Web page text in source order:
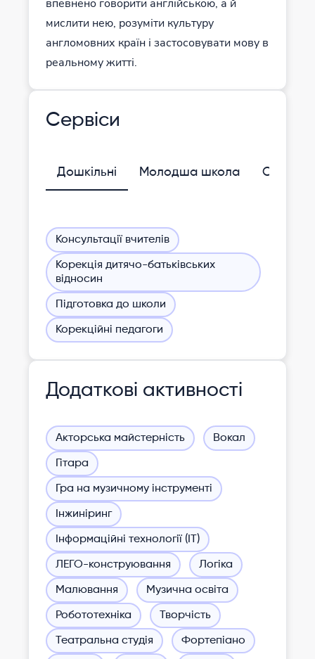
впевнено говорити англійською, а й
мислити нею, розуміти культуру
англомовних країн і застосовувати мову в
реальному житті.
Сервіси
Дошкільні Молодша школа
Консультації вчителів
Корекція дитячо-батьківських
відносин
Підготовка до школи
Корекційні педагоги
Додаткові активності
Акторська майстерність Вокал
Гітара
Гра на музичному інструменті
Інжиніринг
Інформаційні технології (ІТ)
ЛЕГО-конструювання Логіка
Малювання Музична освіта
Робототехніка Творчість
Театральна студія Фортепіано